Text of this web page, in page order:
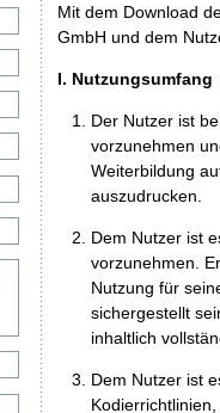
Mit dem Download
GmbH und dem
I. Nutzungsumfang
Der Nutzer ist
vorzunehmen
Weiterbildung
auszudrucken.
Dem Nutzer ist
vorzunehmen.
Nutzung für
sichergestellt
inhaltlich
Dem Nutzer ist